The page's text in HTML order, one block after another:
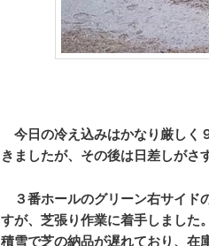
今日の冷え込みはかなり厳しく
きましたが、その後は日差しがさ
３番ホールのグリーン右サイド
すが、芝張り作業に着手しました
積雪で芝の納品が遅れており、在